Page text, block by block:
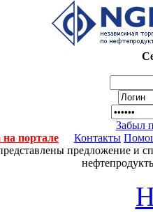
Забыл
портале
Контакты
предложение и